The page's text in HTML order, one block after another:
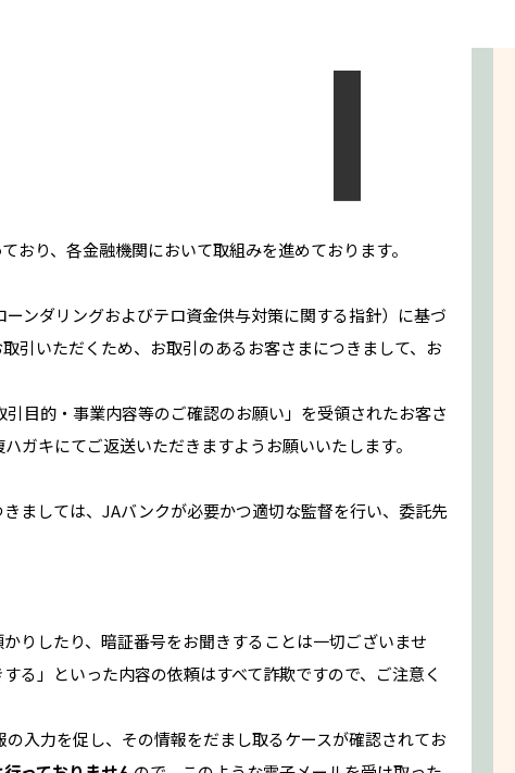
り、各金融機関において取組みを進めております。
ンダリングおよびテロ資金供与対策に関する指針）に基づ
引いただくため、お取引のあるお客さまにつきまして、お
目的・事業内容等のご確認のお願い」を受領されたお客さ
ガキにてご返送いただきますようお願いいたします。
ましては、JAバンクが必要かつ適切な監督を行い、委託先
りしたり、暗証番号をお聞きすることは一切ございませ
る」といった内容の依頼はすべて詐欺ですので、ご注意く
入力を促し、その情報をだまし取るケースが確認されてお